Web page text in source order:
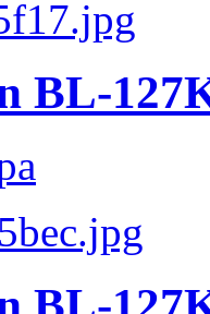
BL-